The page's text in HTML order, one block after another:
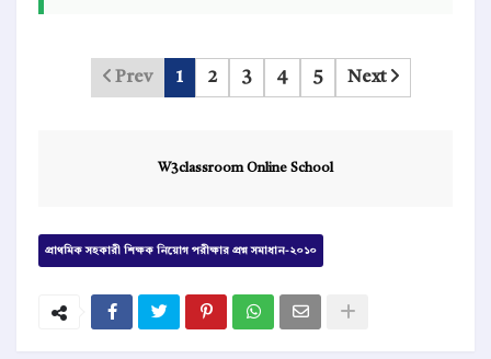
Prev 1 2 3 4 5 Next
W3classroom Online School
প্রাথমিক সহকারী শিক্ষক নিয়োগ পরীক্ষার প্রশ্ন সমাধান-২০১০